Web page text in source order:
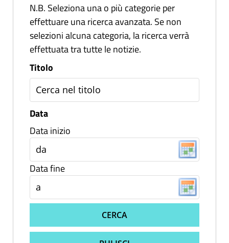
N.B. Seleziona una o più categorie per
effettuare una ricerca avanzata. Se non
selezioni alcuna categoria, la ricerca verrà
effettuata tra tutte le notizie.
Titolo
Data
Data inizio
Data fine
CERCA